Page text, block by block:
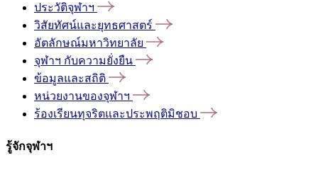
ประวัติจุฬาฯ
วิสัยทัศน์และยุทธศาสตร์
อัตลักษณ์มหาวิทยาลัย
จุฬาฯ กับความยั่งยืน
ข้อมูลและสถิติ
หน่วยงานของจุฬาฯ
ร้องเรียนทุจริตและประพฤติมิชอบ
รู้จักจุฬาฯ